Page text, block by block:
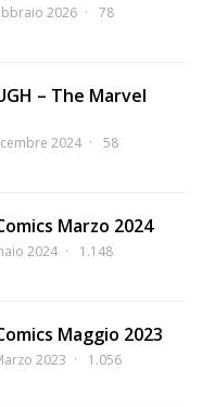
2026
78
– The Marvel
2024
58
Marzo 2024
2024
1.148
Maggio 2023
2023
1.056